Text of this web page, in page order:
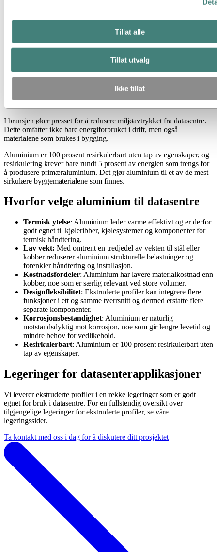
Tillat alle
Tillat utvalg
Ikke tillat
gir raskere installasjon. Samtidig gjør aluminiumets modulære
egenskaper det enkelt å tilpasse og omkonfigurere løsningene i takt
med at teknologien utvikler seg og behovene endres.
kjøleenheter, samtidig som de sikrer nødvendig
luftgjennomstrømning. Slike systemer kan pulverlakkeres i valgfri
farge for å møte arkitektoniske og regulatoriske krav.
Et mer bærekraftig materialvalg
I bransjen øker presset for å redusere miljøavtrykket fra datasentre.
Dette omfatter ikke bare energiforbruket i drift, men også
materialene som brukes i bygging.
Aluminium er 100 prosent resirkulerbart uten tap av egenskaper, og
resirkulering krever bare rundt 5 prosent av energien som trengs for
å produsere primæraluminium. Det gjør aluminium til et av de mest
sirkulære byggematerialene som finnes.
Hvorfor velge aluminium til datasentre
Termisk ytelse: Aluminium leder varme effektivt og er derfor
godt egnet til kjøleribber, kjølesystemer og komponenter for
termisk håndtering.
Lav vekt: Med omtrent en tredjedel av vekten til stål eller
kobber reduserer aluminium strukturelle belastninger og
forenkler håndtering og installasjon.
Kostnadsfordeler: Aluminium har lavere materialkostnad enn
kobber, noe som er særlig relevant ved store volumer.
Designfleksibilitet: Ekstruderte profiler kan integrere flere
funksjoner i ett og samme tverrsnitt og dermed erstatte flere
separate komponenter.
Korrosjonsbestandighet: Aluminium er naturlig
motstandsdyktig mot korrosjon, noe som gir lengre levetid og
mindre behov for vedlikehold.
Resirkulerbart: Aluminium er 100 prosent resirkulerbart uten
tap av egenskaper.
Legeringer for datasenterapplikasjoner
Vi leverer ekstruderte profiler i en rekke legeringer som er godt
egnet for bruk i datasentre. For en fullstendig oversikt over
tilgjengelige legeringer for ekstruderte profiler, se våre
legeringssider.
Ta kontakt med oss i dag for å diskutere ditt prosjektet